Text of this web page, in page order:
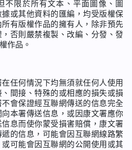
不限於所有文本、平面圖像、圖
或其他資料的匯編，均受版權保
有版權作品的擁有人，除非預先
否則嚴禁複製、改編、分發、發
作品。
任何情況下均無須就任何人使用
間接、特殊的或相應的損失或損
會保證經互聯網傳送的信息完全
本署傳送信息，或因康文署應你
息而使你蒙受損害賠償，康文署
的信息，可能會因互聯網線路繁
可能會因互聯網的公開使用或其